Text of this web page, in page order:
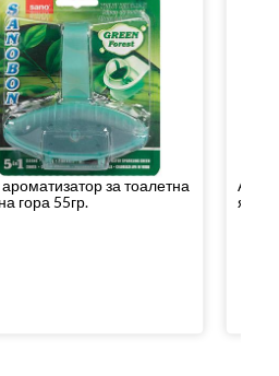
за тоалетна
гора 55гр.